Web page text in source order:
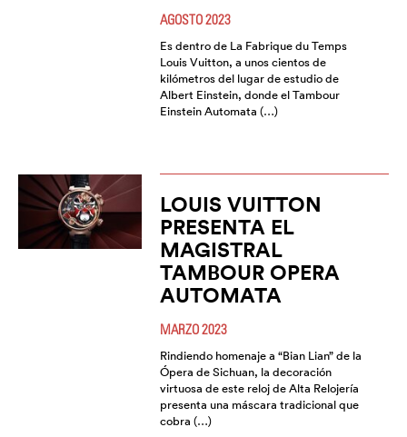
AGOSTO 2023
Es dentro de La Fabrique du Temps
Louis Vuitton, a unos cientos de
kilómetros del lugar de estudio de
Albert Einstein, donde el Tambour
Einstein Automata (…)
LOUIS VUITTON
PRESENTA EL
MAGISTRAL
TAMBOUR OPERA
AUTOMATA
MARZO 2023
Rindiendo homenaje a “Bian Lian” de la
Ópera de Sichuan, la decoración
virtuosa de este reloj de Alta Relojería
presenta una máscara tradicional que
cobra (…)